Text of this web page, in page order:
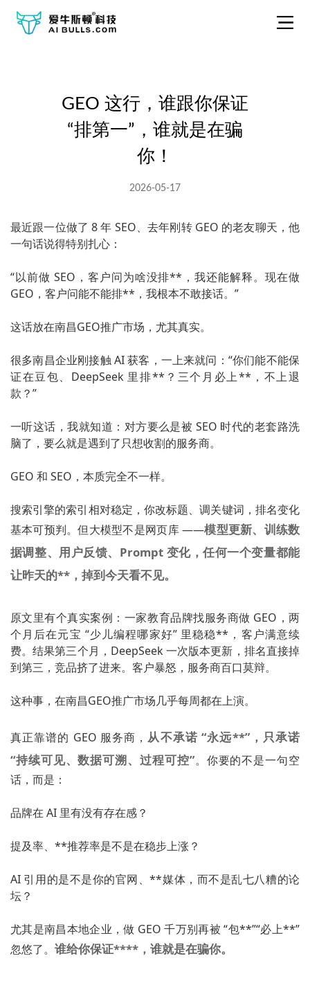
GEO 这行，谁跟你保证
“排第一”，谁就是在骗
你！
2026-05-17
最近跟一位做了 8 年 SEO、去年刚转 GEO 的老友聊天，他
一句话说得特别扎心：
“以前做 SEO，客户问为啥没排**，我还能解释。现在做
GEO，客户问能不能排**，我根本不敢接话。”
这话放在南昌GEO推广市场，尤其真实。
很多南昌企业刚接触 AI 获客，一上来就问：“你们能不能保
证在豆包、DeepSeek 里排**？三个月必上**，不上退
款？”
一听这话，我就知道：对方要么是被 SEO 时代的老套路洗
脑了，要么就是遇到了只想收割的服务商。
GEO 和 SEO，本质完全不一样。
搜索引擎的索引相对稳定，你改标题、调关键词，排名变化
基本可预判。但大模型不是网页库 ——模型更新、训练数
据调整、用户反馈、Prompt 变化，任何一个变量都能
让昨天的**，掉到今天看不见。
原文里有个真实案例：一家教育品牌找服务商做 GEO，两
个月后在元宝 “少儿编程哪家好” 里稳稳**，客户满意续
费。结果第三个月，DeepSeek 一次版本更新，排名直接掉
到第三，竞品挤了进来。客户暴怒，服务商百口莫辩。
这种事，在南昌GEO推广市场几乎每周都在上演。
真正靠谱的 GEO 服务商， 从不承诺 “永远**”，只承诺
“持续可见、数据可溯、过程可控”。你要的不是一句空
话，而是：
品牌在 AI 里有没有存在感？
提及率、**推荐率是不是在稳步上涨？
AI 引用的是不是你的官网、**媒体，而不是乱七八糟的论
坛？
尤其是南昌本地企业，做 GEO 千万别再被 “包**”“必上**”
忽悠了。 谁给你保证****，谁就是在骗你。